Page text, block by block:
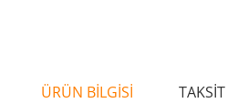
ÜRÜN BİLGİSİ